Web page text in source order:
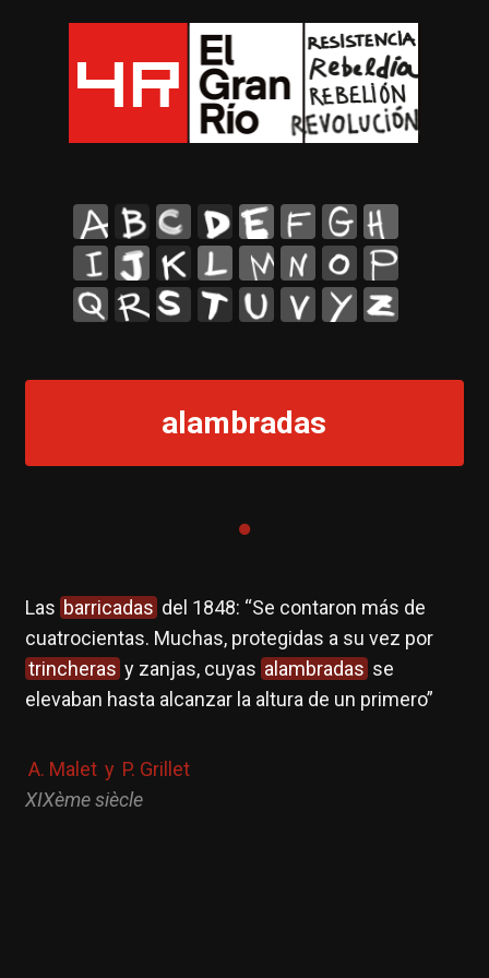
A B C D E F G
H
I
J K L M N O
P
alambradas
Las barricadas del 1848: “Se contaron más de
cuatrocientas. Muchas, protegidas a su vez por
trincheras y zanjas, cuyas alambradas se
elevaban hasta alcanzar la altura de un primero”
A. Malet y P. Grillet
XIXème siècle